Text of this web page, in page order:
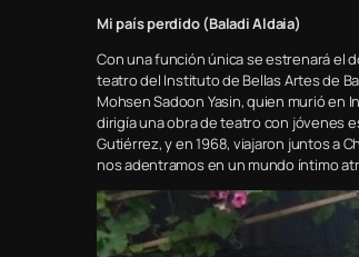
Mi país perdido (Baladi Aldaia)
Con una función única se estrenará el
teatro del Instituto de Bellas Artes de
Mohsen Sadoon Yasin, quien murió en
dirigía una obra de teatro con jóvenes
Gutiérrez, y en 1968, viajaron juntos a
nos adentramos en un mundo íntimo